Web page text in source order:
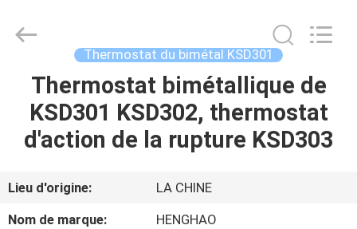
APERÇU
PRODUITS
VR
SHOW
Hao
Electric
Thermostat du bimétal KSD301
Thermostat bimétallique de
KSD301 KSD302, thermostat
d'action de la rupture KSD303
Lieu d'origine:
LA CHINE
Nom de marque:
HENGHAO